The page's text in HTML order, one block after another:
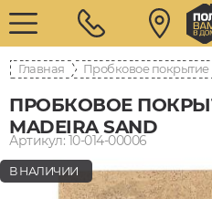
Главная Пробковое покрытие
ПРОБКОВОЕ
MADEIRA SAND
Артикул: 10-014-00006
В НАЛИЧИИ